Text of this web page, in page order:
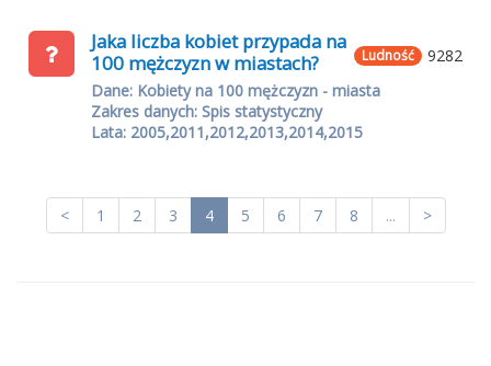
9282
Ludność
Jaka liczba kobiet przypada na
100 mężczyzn w miastach?
Dane: Kobiety na 100 mężczyzn - miasta
Zakres danych: Spis statystyczny
Lata: 2005,2011,2012,2013,2014,2015
< 1 2 3 4 5 6 7 8 ... >